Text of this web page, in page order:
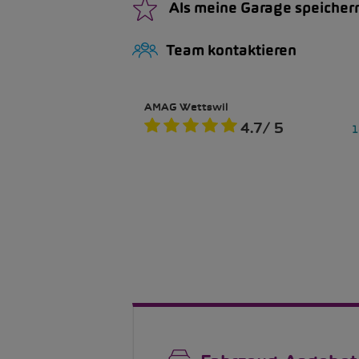
Als meine Garage
Team kontaktieren